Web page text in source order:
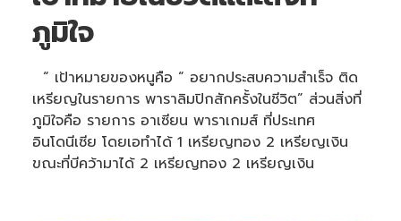
ภูมิใจ
“ เป้าหมายของหนูคือ “ อยากประสบความสำเร็จ ติด
เหรียญในรายการ พาราลิมปิกสักครั้งในชีวิต” ส่วนสิ่งที่
ภูมิใจคือ รายการ อาเซียน พาราเกมส์ ที่ประเทศ
อินโดนีเซีย โดยเอทำได้ 1 เหรียญทอง 2 เหรียญเงิน
ขณะที่บีคว้ามาได้ 2 เหรียญทอง 2 เหรียญเงิน